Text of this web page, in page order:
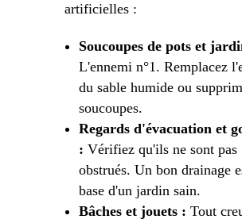
artificielles :
Soucoupes de pots et
L'ennemi n°1. Remplacez
du sable humide ou
soucoupes.
Regards d'évacuation et
: Vérifiez qu'ils ne sont pas
obstrués. Un bon drainage
base d'un jardin sain.
Bâches et jouets : Tout